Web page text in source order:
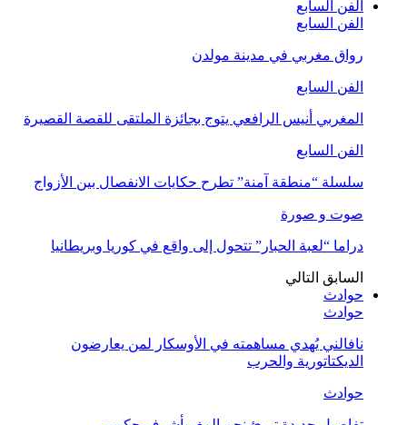
الفن السابع
الفن السابع
رواق مغربي في مدينة مولدن
الفن السابع
المغربي أنيس الرافعي يتوج بجائزة الملتقى للقصة القصيرة
الفن السابع
سلسلة “منطقة آمنة” تطرح حكايات الانفصال بين الأزواج
صوت و صورة
دراما “لعبة الحبار” تتحول إلى واقع في كوريا وبريطانيا
السابق التالي
حوادث
حوادث
نافالني يُهدي مساهمته في الأوسكار لمن يعارضون
الديكتاتورية والحرب
حوادث